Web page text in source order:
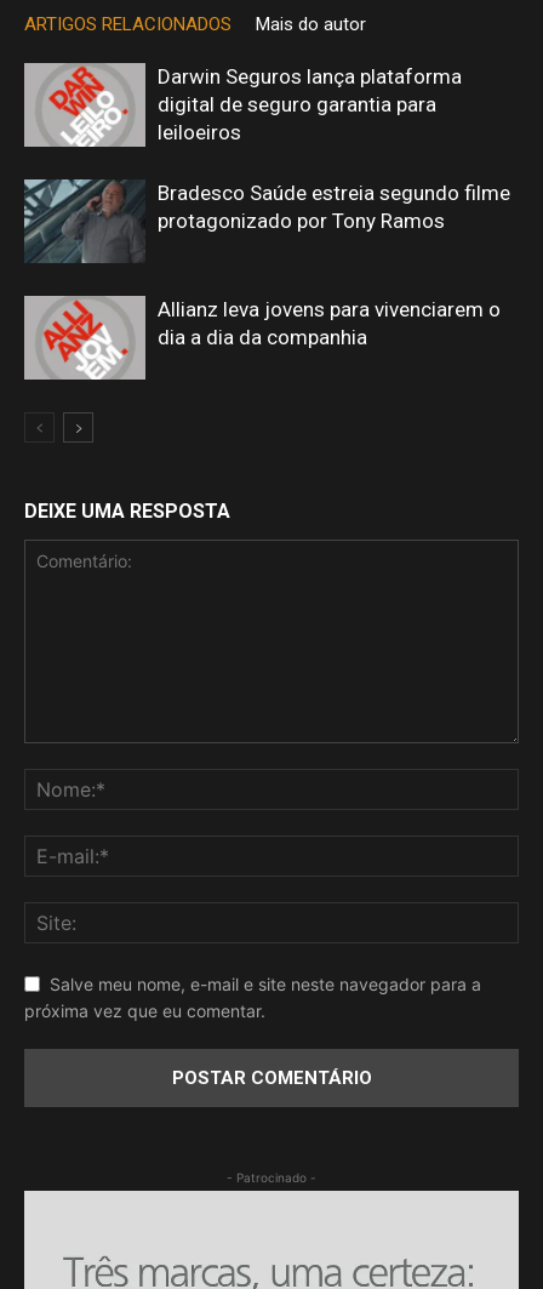
ARTIGOS RELACIONADOS Mais do autor
Darwin Seguros lança plataforma
digital de seguro garantia para
leiloeiros
Bradesco Saúde estreia segundo filme
protagonizado por Tony Ramos
Allianz leva jovens para vivenciarem o
dia a dia da companhia
DEIXE UMA RESPOSTA
Salve meu nome, e-mail e site neste navegador para a
próxima vez que eu comentar.
- Patrocinado -